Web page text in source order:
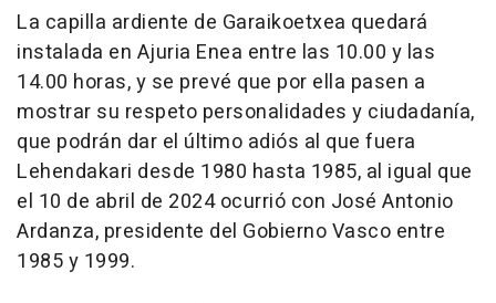
La capilla ardiente de Garaikoetxea quedará
instalada en Ajuria Enea entre las 10.00 y las
14.00 horas, y se prevé que por ella pasen a
mostrar su respeto personalidades y ciudadanía,
que podrán dar el último adiós al que fuera
Lehendakari desde 1980 hasta 1985, al igual que
el 10 de abril de 2024 ocurrió con José Antonio
Ardanza, presidente del Gobierno Vasco entre
1985 y 1999.